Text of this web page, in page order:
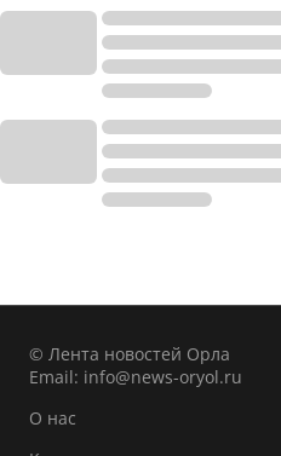
© Лента новостей Орла
Email: info@news-oryol.ru
О нас